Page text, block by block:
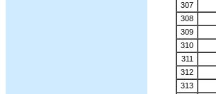
307
308
309
310
311
312
313